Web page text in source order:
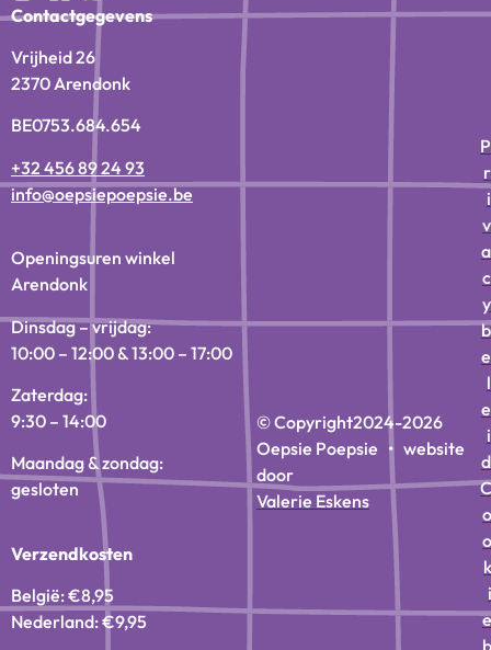
Contactgegevens
Vrijheid 26
2370 Arendonk
BE0753.684.654
+32 456 89 24 93
info@oepsiepoepsie.be
Openingsuren winkel
Arendonk
Dinsdag – vrijdag:
10:00 – 12:00 & 13:00 – 17:00
Zaterdag:
9:30 – 14:00
Maandag & zondag:
gesloten
Verzendkosten
België: €8,95
Nederland: €9,95
© Copyright2024-2026
Oepsie Poepsie • website
door
Valerie Eskens
P
r
i
v
a
c
y
b
e
l
e
i
d
C
o
o
k
i
e
b